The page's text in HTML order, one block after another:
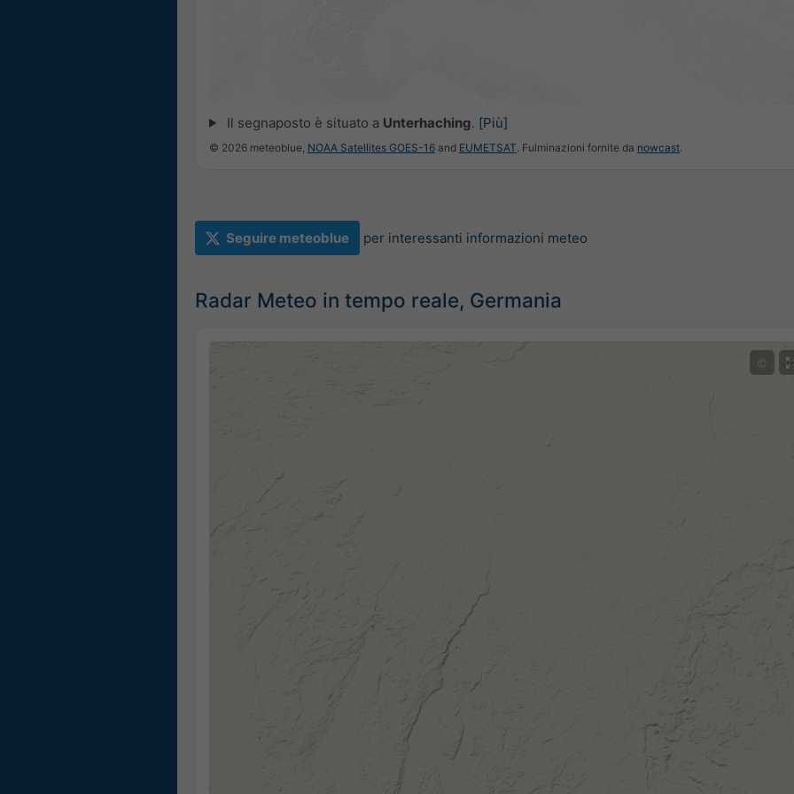
Il segnaposto è situato a Unterhaching. [Più]
© 2026 meteoblue, NOAA Satellites GOES-16 and EUMETSAT. Fulminazioni fornite da nowcast.
Seguire meteoblue per interessanti informazioni meteo
Radar Meteo in tempo reale, Germania
©